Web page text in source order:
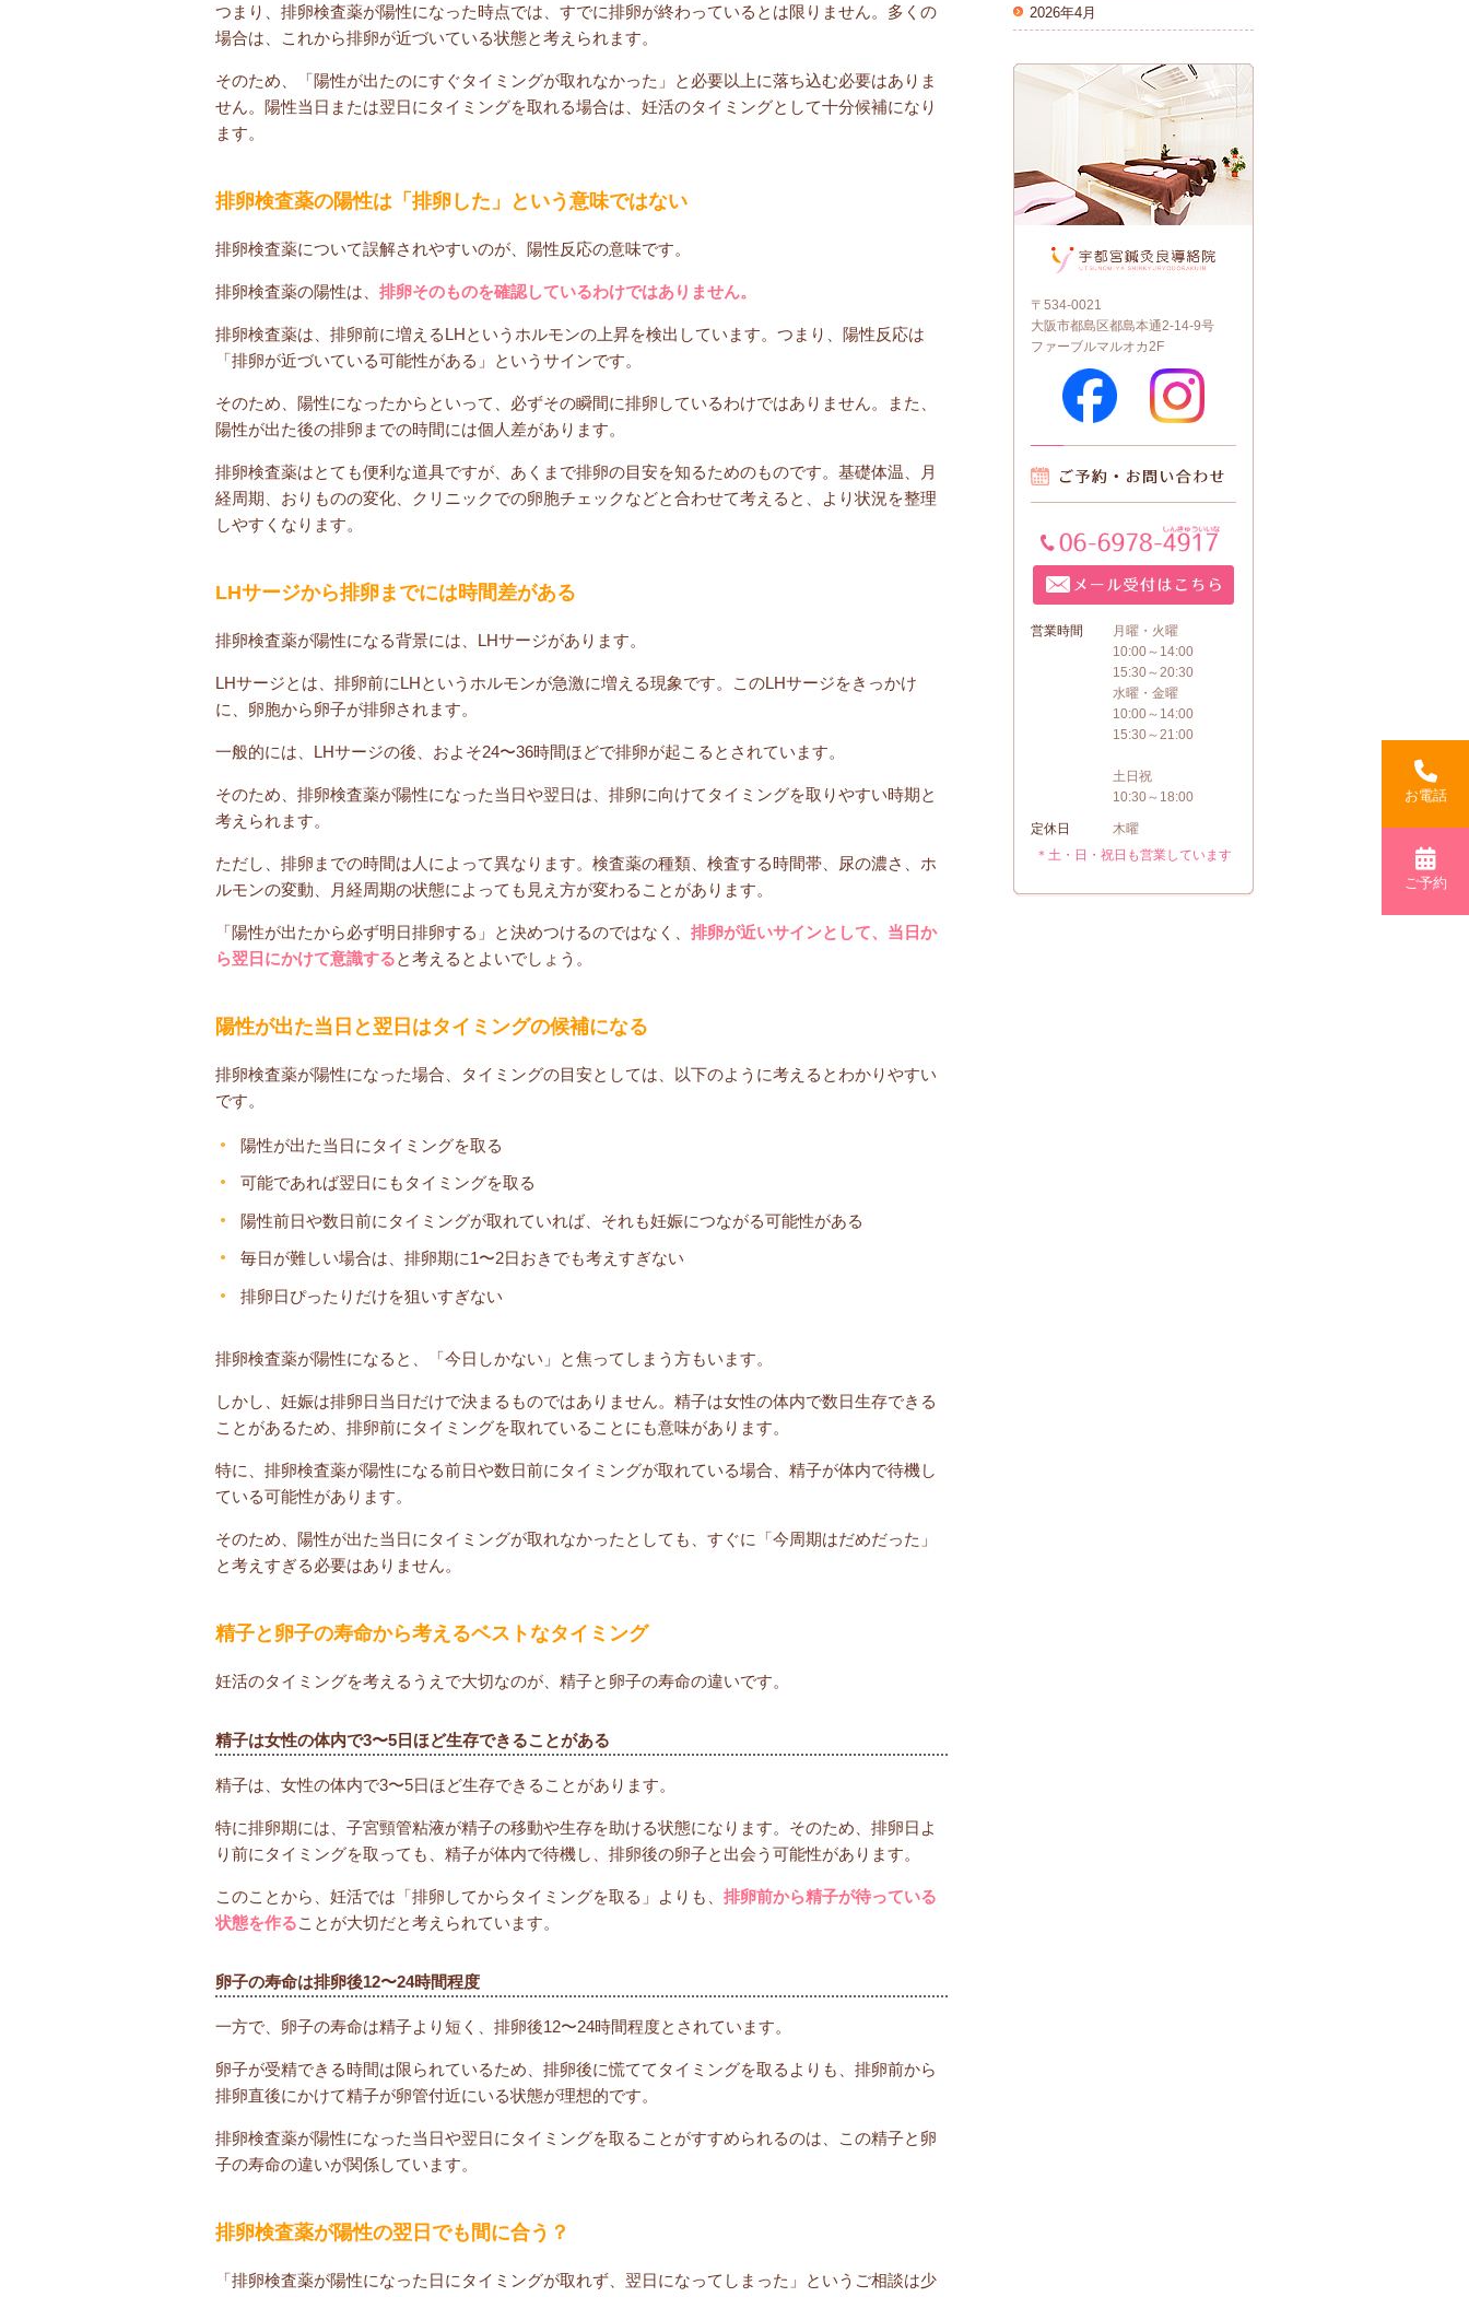
お電話
ご予約
つまり、排卵検査薬が陽性になった時点では、すでに排卵が終わっているとは限りません。多くの
場合は、これから排卵が近づいている状態と考えられます。
そのため、「陽性が出たのにすぐタイミングが取れなかった」と必要以上に落ち込む必要はありま
せん。陽性当日または翌日にタイミングを取れる場合は、妊活のタイミングとして十分候補になり
ます。
排卵検査薬の陽性は「排卵した」という意味ではない
排卵検査薬について誤解されやすいのが、陽性反応の意味です。
排卵検査薬の陽性は、 排卵そのものを確認しているわけではありません。
排卵検査薬は、排卵前に増えるLHというホルモンの上昇を検出しています。つまり、陽性反応は
「排卵が近づいている可能性がある」というサインです。
そのため、陽性になったからといって、必ずその瞬間に排卵しているわけではありません。また、
陽性が出た後の排卵までの時間には個人差があります。
排卵検査薬はとても便利な道具ですが、あくまで排卵の目安を知るためのものです。基礎体温、月
経周期、おりものの変化、クリニックでの卵胞チェックなどと合わせて考えると、より状況を整理
しやすくなります。
LHサージから排卵までには時間差がある
排卵検査薬が陽性になる背景には、LHサージがあります。
LHサージとは、排卵前にLHというホルモンが急激に増える現象です。このLHサージをきっかけ
に、卵胞から卵子が排卵されます。
一般的には、LHサージの後、およそ24〜36時間ほどで排卵が起こるとされています。
そのため、排卵検査薬が陽性になった当日や翌日は、排卵に向けてタイミングを取りやすい時期と
考えられます。
ただし、排卵までの時間は人によって異なります。検査薬の種類、検査する時間帯、尿の濃さ、ホ
ルモンの変動、月経周期の状態によっても見え方が変わることがあります。
「陽性が出たから必ず明日排卵する」と決めつけるのではなく、 排卵が近いサインとして、当日か
ら翌日にかけて意識すると考えるとよいでしょう。
陽性が出た当日と翌日はタイミングの候補になる
排卵検査薬が陽性になった場合、タイミングの目安としては、以下のように考えるとわかりやすい
です。
陽性が出た当日にタイミングを取る
可能であれば翌日にもタイミングを取る
陽性前日や数日前にタイミングが取れていれば、それも妊娠につながる可能性がある
毎日が難しい場合は、排卵期に1〜2日おきでも考えすぎない
排卵日ぴったりだけを狙いすぎない
排卵検査薬が陽性になると、「今日しかない」と焦ってしまう方もいます。
しかし、妊娠は排卵日当日だけで決まるものではありません。精子は女性の体内で数日生存できる
ことがあるため、排卵前にタイミングを取れていることにも意味があります。
特に、排卵検査薬が陽性になる前日や数日前にタイミングが取れている場合、精子が体内で待機し
ている可能性があります。
そのため、陽性が出た当日にタイミングが取れなかったとしても、すぐに「今周期はだめだった」
と考えすぎる必要はありません。
精子と卵子の寿命から考えるベストなタイミング
妊活のタイミングを考えるうえで大切なのが、精子と卵子の寿命の違いです。
精子は女性の体内で3〜5日ほど生存できることがある
精子は、女性の体内で3〜5日ほど生存できることがあります。
特に排卵期には、子宮頸管粘液が精子の移動や生存を助ける状態になります。そのため、排卵日よ
り前にタイミングを取っても、精子が体内で待機し、排卵後の卵子と出会う可能性があります。
このことから、妊活では「排卵してからタイミングを取る」よりも、 排卵前から精子が待っている
状態を作ることが大切だと考えられています。
卵子の寿命は排卵後12〜24時間程度
一方で、卵子の寿命は精子より短く、排卵後12〜24時間程度とされています。
卵子が受精できる時間は限られているため、排卵後に慌ててタイミングを取るよりも、排卵前から
排卵直後にかけて精子が卵管付近にいる状態が理想的です。
排卵検査薬が陽性になった当日や翌日にタイミングを取ることがすすめられるのは、この精子と卵
子の寿命の違いが関係しています。
排卵検査薬が陽性の翌日でも間に合う？
「排卵検査薬が陽性になった日にタイミングが取れず、翌日になってしまった」というご相談は少
2026年4月
〒534-0021
大阪市都島区都島本通2-14-9号
ファーブルマルオカ2F
営業時間
月曜・火曜
10:00～14:00
15:30～20:30
水曜・金曜
10:00～14:00
15:30～21:00
土日祝
10:30～18:00
定休日
木曜
＊土・日・祝日も営業しています